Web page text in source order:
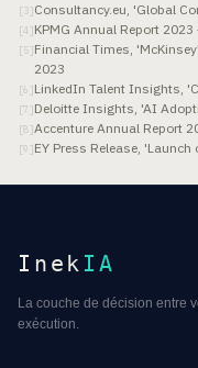
[ 3]Consultancy.eu, 'Global
[4 ]KPMG Annual Report
[5]Financial Times,
2023
[6 ]LinkedIn Talent Insights,
[7 ]Deloitte Insights, 'AI
[8]Accenture Annual Report
[9 ]EY Press Release,
Inek IA
La couche de décision entre
exécution.